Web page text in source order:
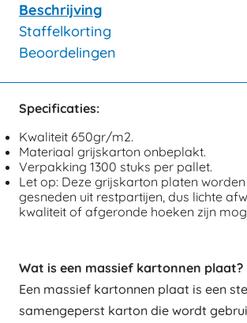
Beschrijving
Staffelkorting
Beoordelingen
Specificaties:
Kwaliteit 650gr/m2.
Materiaal grijskarton onbeplakt.
Verpakking 1300 stuks per pallet.
Let op: Deze grijskarton platen
gesneden uit restpartijen, dus lichte
kwaliteit of afgeronde hoeken zijn
Wat is een massief kartonnen plaat?
Een massief kartonnen plaat is een
samengeperst karton die wordt